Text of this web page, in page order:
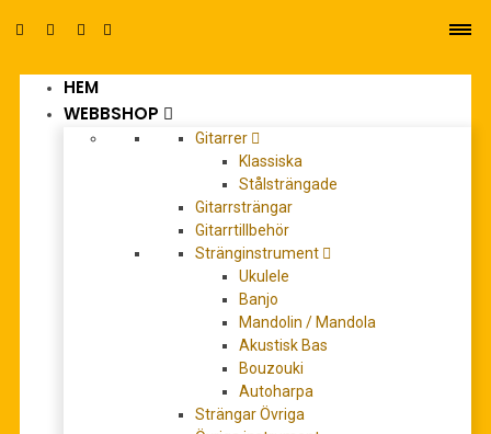
HEM
WEBBSHOP
Gitarrer
Klassiska
Stålsträngade
Gitarrsträngar
Gitarrtillbehör
Stränginstrument
Ukulele
Banjo
Mandolin / Mandola
Akustisk Bas
Bouzouki
Autoharpa
Strängar Övriga
KISS: The very best of (Guitar
recorded versions )